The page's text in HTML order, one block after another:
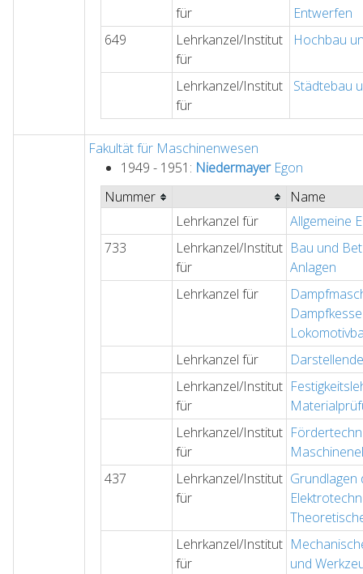
für
Entwerfen
649
Lehrkanzel/Institut
für
Hochbau
Lehrkanzel/Institut
für
Städtebau
Fakultät für Maschinenwesen
1949 - 1951: NiedermayerEgon
Nummer
Name
Lehrkanzel für
Allgemeine
733
Lehrkanzel/Institut
für
Bau und
Anlagen
Lehrkanzel für
Lehrkanzel für
Lehrkanzel/Institut
für
Lehrkanzel/Institut
für
437
Lehrkanzel/Institut
für
Grundlagen
Lehrkanzel/Institut
für
und